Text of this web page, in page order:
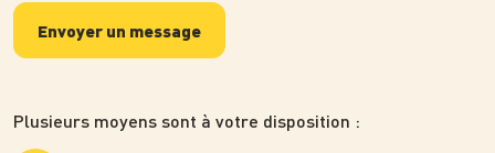
Envoyer un message
Plusieurs moyens sont à votre disposition :